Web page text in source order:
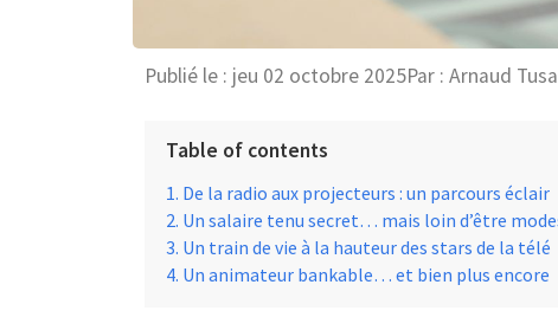
Publié le : jeu 02 octobre 2025Par : Arnaud
Table of contents
De la radio aux projecteurs : un parcours éclair
Un salaire tenu secret… mais loin d’être
Un train de vie à la hauteur des stars de la télé
Un animateur bankable… et bien plus encore